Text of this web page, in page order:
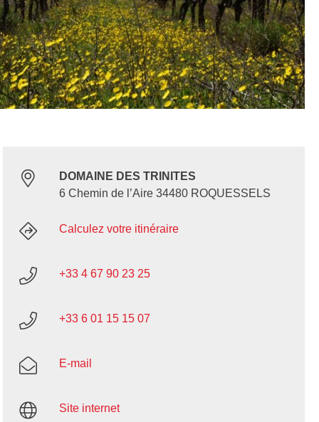
DOMAINE DES TRINITES
6 Chemin de l’Aire 34480 ROQUESSELS
Calculez votre itinéraire
+33 4 67 90 23 25
+33 6 01 15 15 07
E-mail
Site internet